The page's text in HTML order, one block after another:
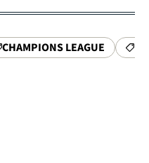
CHAMPIONS LEAGUE